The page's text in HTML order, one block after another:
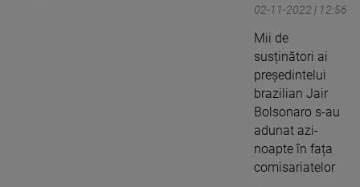
02-11-2022 | 12:56
Mii de
susținători ai
președintelui
brazilian Jair
Bolsonaro s-au
adunat azi-
noapte în fața
comisariatelor